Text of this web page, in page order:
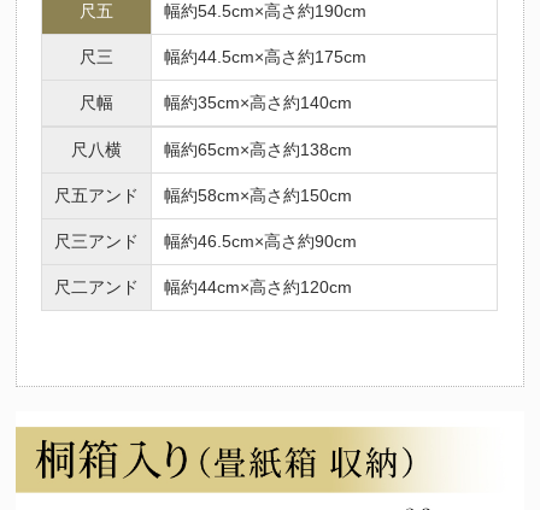
尺五 幅約54.5cm×高さ約190cm
尺三 幅約44.5cm×高さ約175cm
尺幅 幅約35cm×高さ約140cm
尺八横 幅約65cm×高さ約138cm
尺五アンド 幅約58cm×高さ約150cm
尺三アンド 幅約46.5cm×高さ約90cm
尺二アンド 幅約44cm×高さ約120cm